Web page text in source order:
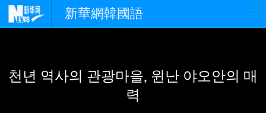
新華網韓國語
경제 사회 포토
핫 TV
천년 역사의 관광마을, 윈난 야오안의 매
력